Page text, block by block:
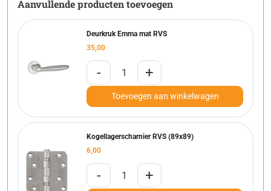
Aanvullende producten toevoegen
Deurkruk Emma mat RVS
35,00
- +
Toevoegen aan winkelwagen
Kogellagerscharnier RVS (89x89)
6,00
- +